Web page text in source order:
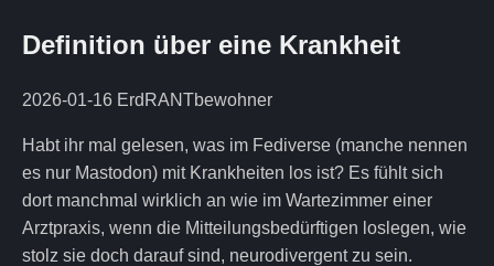
Definition über eine Krankheit
2026-01-16 ErdRANTbewohner
Habt ihr mal gelesen, was im Fediverse (manche nennen
es nur Mastodon) mit Krankheiten los ist? Es fühlt sich
dort manchmal wirklich an wie im Wartezimmer einer
Arztpraxis, wenn die Mitteilungsbedürftigen loslegen, wie
stolz sie doch darauf sind, neurodivergent zu sein.